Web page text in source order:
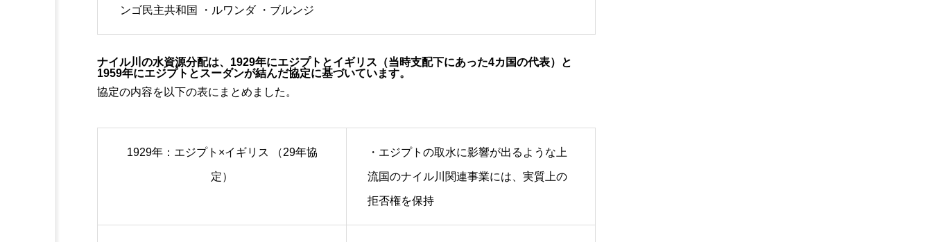
ンゴ民主共和国 ・ルワンダ ・ブルンジ
ナイル川の水資源分配は、1929年にエジプトとイギリス（当時支配下にあった4カ国の代表）と
1959年にエジプトとスーダンが結んだ協定に基づいています。
協定の内容を以下の表にまとめました。
1929年：エジプト×イギリス （29年協
定）
・エジプトの取水に影響が出るような上
流国のナイル川関連事業には、実質上の
拒否権を保持